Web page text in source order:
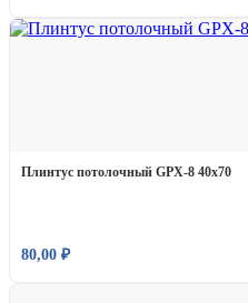
Плинтус потолочный GPX-8 40х70
80,00 ₽